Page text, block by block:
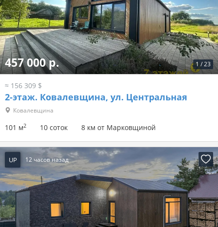
1 /23
457 000 р.
≈ 156 309 $
2-этаж. Ковалевщина, ул. Центральная
Ковалевщина
101 м2 10 соток 8 км от Марковщиной
UP 12 часов назад